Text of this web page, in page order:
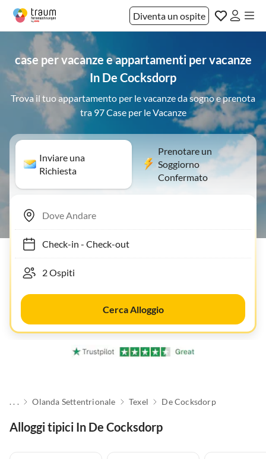
Diventa un ospite
case per vacanze e appartamenti per vacanze
In De Cocksdorp
Trova il tuo appartamento per le vacanze da sogno e prenota
tra 97 Case per le Vacanze
Inviare una
Richiesta
Prenotare un
Soggiorno
Confermato
Check-in- Check-out
Cerca Alloggio
. . . Olanda Settentrionale Texel De Cocksdorp
Alloggi tipici In De Cocksdorp